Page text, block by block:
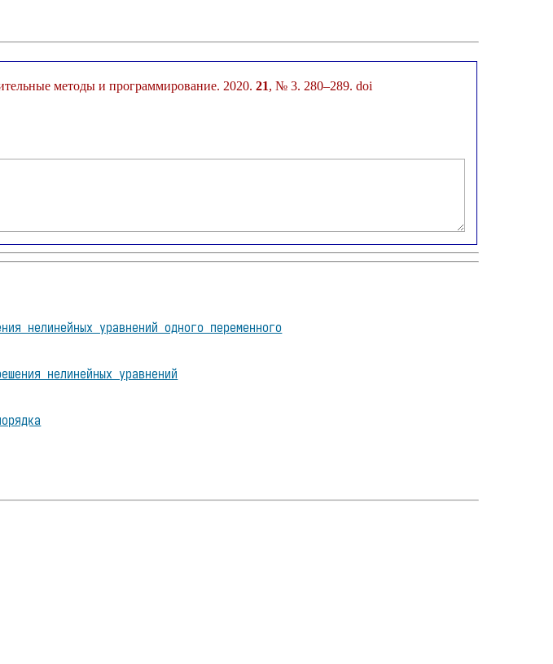
целых функций конечного порядка // Вычислительные методы и программирование. 2020. 21, № 3. 280–289. doi
нелинейных уравнений одного переменного
нелинейных уравнений